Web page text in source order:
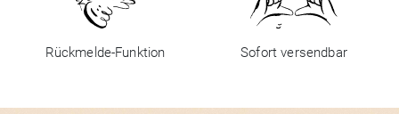
Rückmelde-Funktion Sofort versendbar